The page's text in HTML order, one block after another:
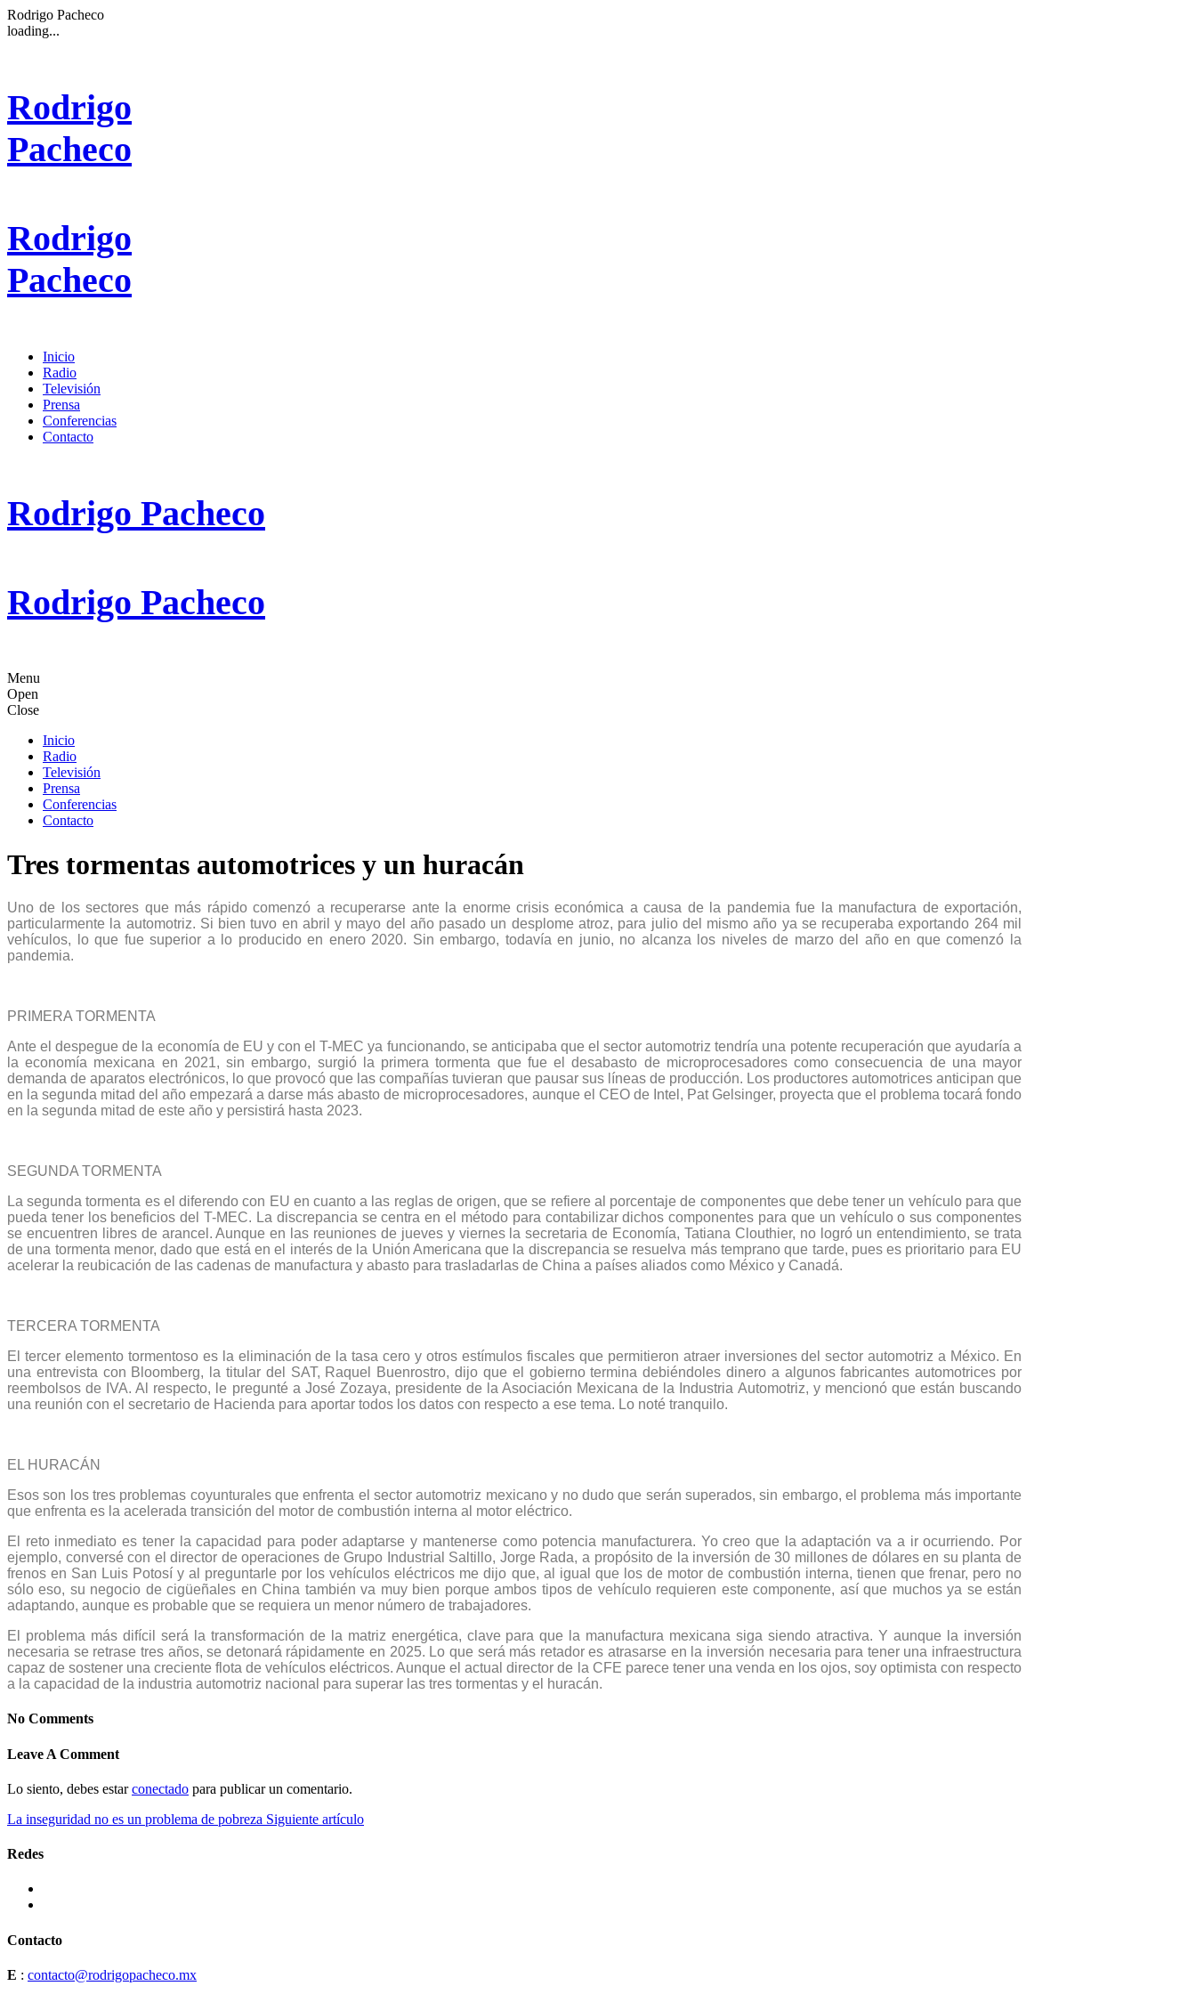
Rodrigo Pacheco
loading...
Rodrigo
Pacheco
Rodrigo
Pacheco
Inicio
Radio
Televisión
Prensa
Conferencias
Contacto
Rodrigo Pacheco
Rodrigo Pacheco
Menu
Open
Close
Inicio
Radio
Televisión
Prensa
Conferencias
Contacto
Tres tormentas automotrices y un huracán
Uno de los sectores que más rápido comenzó a recuperarse ante la enorme crisis económica a causa de la pandemia fue la manufactura de exportación,
particularmente la automotriz. Si bien tuvo en abril y mayo del año pasado un desplome atroz, para julio del mismo año ya se recuperaba exportando 264 mil
vehículos, lo que fue superior a lo producido en enero 2020. Sin embargo, todavía en junio, no alcanza los niveles de marzo del año en que comenzó la
pandemia.
PRIMERA TORMENTA
Ante el despegue de la economía de EU y con el T-MEC ya funcionando, se anticipaba que el sector automotriz tendría una potente recuperación que ayudaría a
la economía mexicana en 2021, sin embargo, surgió la primera tormenta que fue el desabasto de microprocesadores como consecuencia de una mayor
demanda de aparatos electrónicos, lo que provocó que las compañías tuvieran que pausar sus líneas de producción. Los productores automotrices anticipan que
en la segunda mitad del año empezará a darse más abasto de microprocesadores, aunque el CEO de Intel, Pat Gelsinger, proyecta que el problema tocará fondo
en la segunda mitad de este año y persistirá hasta 2023.
SEGUNDA TORMENTA
La segunda tormenta es el diferendo con EU en cuanto a las reglas de origen, que se refiere al porcentaje de componentes que debe tener un vehículo para que
pueda tener los beneficios del T-MEC. La discrepancia se centra en el método para contabilizar dichos componentes para que un vehículo o sus componentes
se encuentren libres de arancel. Aunque en las reuniones de jueves y viernes la secretaria de Economía, Tatiana Clouthier, no logró un entendimiento, se trata
de una tormenta menor, dado que está en el interés de la Unión Americana que la discrepancia se resuelva más temprano que tarde, pues es prioritario para EU
acelerar la reubicación de las cadenas de manufactura y abasto para trasladarlas de China a países aliados como México y Canadá.
TERCERA TORMENTA
El tercer elemento tormentoso es la eliminación de la tasa cero y otros estímulos fiscales que permitieron atraer inversiones del sector automotriz a México. En
una entrevista con Bloomberg, la titular del SAT, Raquel Buenrostro, dijo que el gobierno termina debiéndoles dinero a algunos fabricantes automotrices por
reembolsos de IVA. Al respecto, le pregunté a José Zozaya, presidente de la Asociación Mexicana de la Industria Automotriz, y mencionó que están buscando
una reunión con el secretario de Hacienda para aportar todos los datos con respecto a ese tema. Lo noté tranquilo.
EL HURACÁN
Esos son los tres problemas coyunturales que enfrenta el sector automotriz mexicano y no dudo que serán superados, sin embargo, el problema más importante
que enfrenta es la acelerada transición del motor de combustión interna al motor eléctrico.
El reto inmediato es tener la capacidad para poder adaptarse y mantenerse como potencia manufacturera. Yo creo que la adaptación va a ir ocurriendo. Por
ejemplo, conversé con el director de operaciones de Grupo Industrial Saltillo, Jorge Rada, a propósito de la inversión de 30 millones de dólares en su planta de
frenos en San Luis Potosí y al preguntarle por los vehículos eléctricos me dijo que, al igual que los de motor de combustión interna, tienen que frenar, pero no
sólo eso, su negocio de cigüeñales en China también va muy bien porque ambos tipos de vehículo requieren este componente, así que muchos ya se están
adaptando, aunque es probable que se requiera un menor número de trabajadores.
El problema más difícil será la transformación de la matriz energética, clave para que la manufactura mexicana siga siendo atractiva. Y aunque la inversión
necesaria se retrase tres años, se detonará rápidamente en 2025. Lo que será más retador es atrasarse en la inversión necesaria para tener una infraestructura
capaz de sostener una creciente flota de vehículos eléctricos. Aunque el actual director de la CFE parece tener una venda en los ojos, soy optimista con respecto
a la capacidad de la industria automotriz nacional para superar las tres tormentas y el huracán.
No Comments
Leave A Comment
Lo siento, debes estarconectado para publicar un comentario.
La inseguridad no es un problema de pobreza Siguiente artículo
Redes
Contacto
E : contacto@rodrigopacheco.mx